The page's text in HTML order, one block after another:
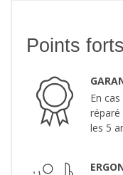
Points forts
En
les 5